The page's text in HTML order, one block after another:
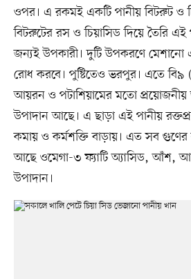
ওপর। এ রকমই একটি পানীয় বিটরুট ও
বিটরুটের রস ও চিয়াসিড দিয়ে তৈরি এই
জন্যই উপকারী। দুটি উপকরণে মেশানো
রোধ করবে। পুষ্টিতেও ভরপুর। এতে বি৯
আয়রন ও পটাশিয়ামের মতো
উপাদান আছে। এ ছাড়া এই পানীয়
কমায় ও কর্মশক্তি বাড়ায়। এত সব গুণের
আছে ওমেগা-৩ ফ্যাটি অ্যাসিড, আঁশ,
উপাদান।